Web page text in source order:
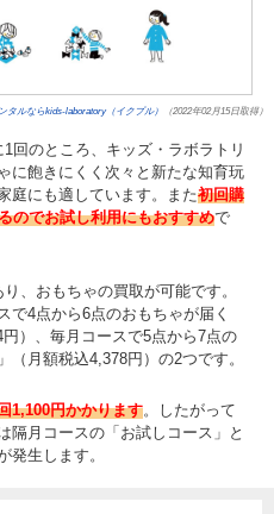
タルならkids-laboratory（イクプル） （2022年02月15日取得）
回のところ、キッズ・ラボラトリ
に飽きにくく次々と新たな知育玩
庭にも適しています。また初回購
のでお試し利用にもおすすめで
、おもちゃの買取が可能です。
で4点から6点のおもちゃが届く
）、毎月コースで5点から7点の
月額税込4,378円）の2つです。
1,100円かかります。したがって
隔月コースの「お試しコース」と
発生します。